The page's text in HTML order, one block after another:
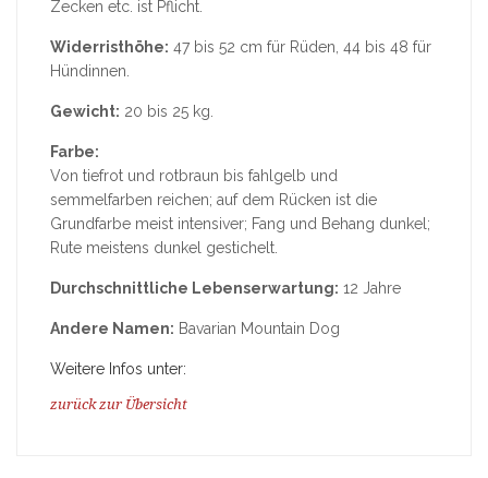
Zecken etc. ist Pflicht.
Widerristhöhe: 47 bis 52 cm für Rüden, 44 bis 48 für
Hündinnen.
Gewicht: 20 bis 25 kg.
Farbe:
Von tiefrot und rotbraun bis fahlgelb und
semmelfarben reichen; auf dem Rücken ist die
Grundfarbe meist intensiver; Fang und Behang dunkel;
Rute meistens dunkel gestichelt.
Durchschnittliche Lebenserwartung: 12 Jahre
Andere Namen: Bavarian Mountain Dog
Weitere Infos unter:
zurück zur Übersicht